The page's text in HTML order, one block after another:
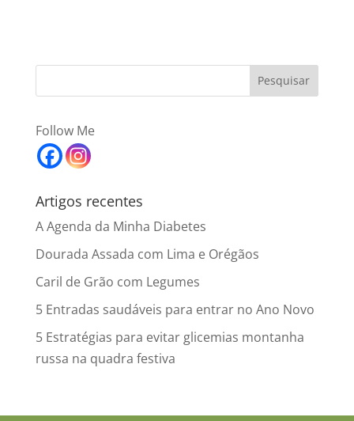
Follow Me
Artigos recentes
A Agenda da Minha Diabetes
Dourada Assada com Lima e Orégãos
Caril de Grão com Legumes
5 Entradas saudáveis para entrar no Ano Novo
5 Estratégias para evitar glicemias montanha
russa na quadra festiva